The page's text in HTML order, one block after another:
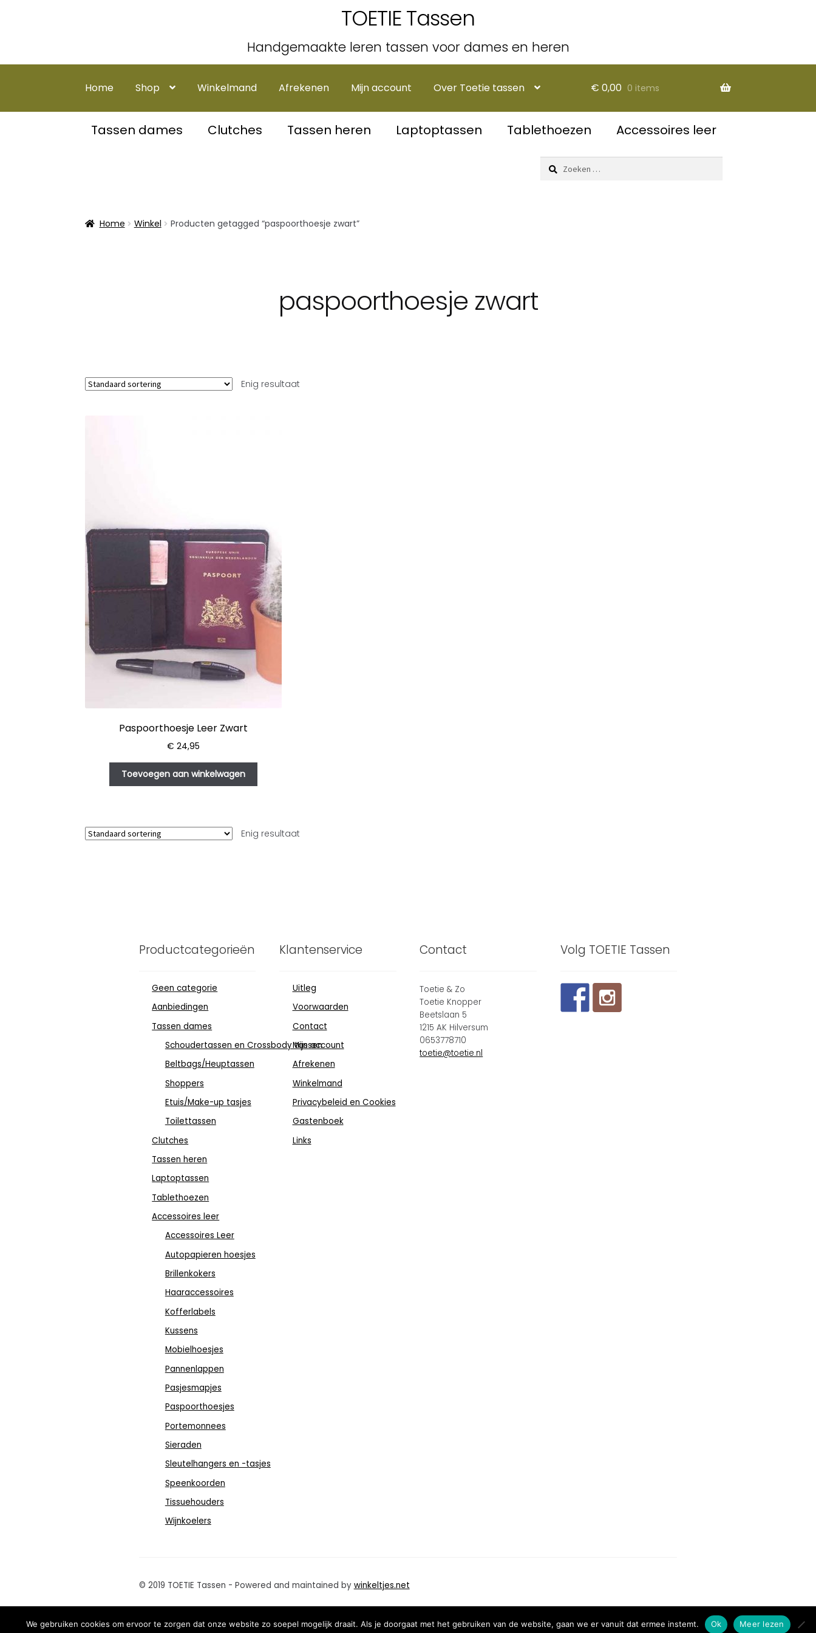
TOETIE Tassen
Handgemaakte leren tassen voor dames en heren
door
naar
Home Shop Winkelmand Afrekenen Mijn account Over Toetie tassen € 0,00 0 items
Tassen dames Clutches Tassen heren Laptoptassen Tablethoezen Accessoires leer
Zoeken
naar:
Home Winkel Producten getagged “paspoorthoesje zwart”
paspoorthoesje zwart
Enig resultaat
Paspoorthoesje Leer Zwart
€ 24,95
Toevoegen aan winkelwagen
Enig resultaat
Productcategorieën
Geen categorie
Aanbiedingen
Tassen dames
Schoudertassen en Crossbody tassen
Beltbags/Heuptassen
Shoppers
Etuis/Make-up tasjes
Toilettassen
Clutches
Tassen heren
Laptoptassen
Tablethoezen
Accessoires leer
Accessoires Leer
Autopapieren hoesjes
Brillenkokers
Haaraccessoires
Kofferlabels
Kussens
Mobielhoesjes
Pannenlappen
Pasjesmapjes
Paspoorthoesjes
Portemonnees
Sieraden
Sleutelhangers en -tasjes
Speenkoorden
Tissuehouders
Wijnkoelers
Klantenservice
Uitleg
Voorwaarden
Contact
Mijn account
Afrekenen
Winkelmand
Privacybeleid en Cookies
Gastenboek
Links
Contact
Toetie & Zo
Toetie Knopper
Beetslaan 5
1215 AK Hilversum
0653778710
toetie@toetie.nl
Volg TOETIE Tassen
© 2019 TOETIE Tassen - Powered and maintained by winkeltjes.net
We gebruiken cookies om ervoor te zorgen dat onze website zo soepel mogelijk draait. Als je doorgaat met het gebruiken van de website, gaan we er vanuit dat ermee instemt. Ok Meer lezen